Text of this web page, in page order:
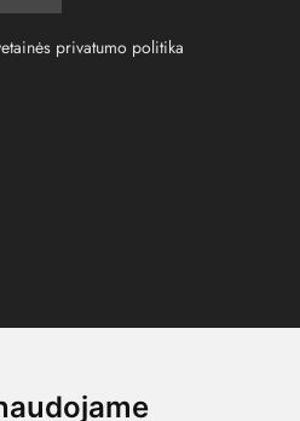
privatumo politika